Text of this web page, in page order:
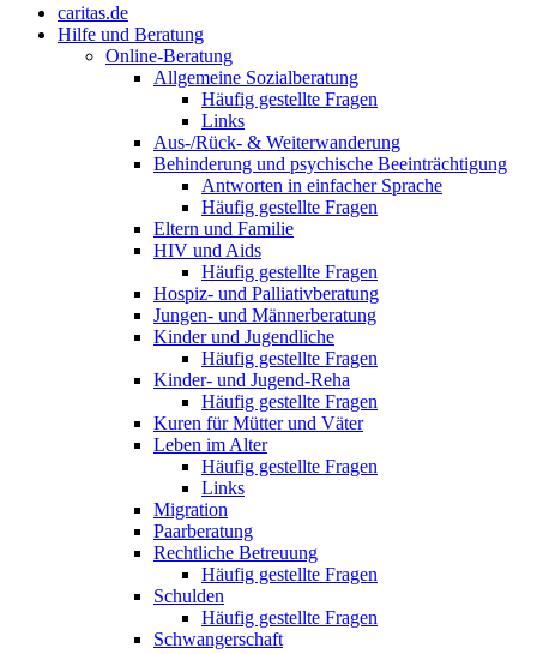
caritas.de
Hilfe und Beratung
Online-Beratung
Allgemeine Sozialberatung
Häufig gestellte Fragen
Links
Aus-/Rück- & Weiterwanderung
Behinderung und psychische Beeinträchtigung
Antworten in einfacher Sprache
Häufig gestellte Fragen
Eltern und Familie
HIV und Aids
Häufig gestellte Fragen
Hospiz- und Palliativberatung
Jungen- und Männerberatung
Kinder und Jugendliche
Häufig gestellte Fragen
Kinder- und Jugend-Reha
Häufig gestellte Fragen
Kuren für Mütter und Väter
Leben im Alter
Häufig gestellte Fragen
Links
Migration
Paarberatung
Rechtliche Betreuung
Häufig gestellte Fragen
Schulden
Häufig gestellte Fragen
Schwangerschaft